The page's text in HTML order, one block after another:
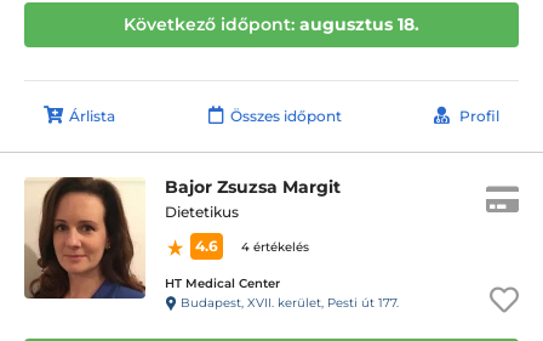
Következő időpont: augusztus 18.
Árlista Összes időpont Profil
Bajor Zsuzsa Margit
Dietetikus
4.6
4 értékelés
HT Medical Center
Budapest, XVII. kerület, Pesti út 177.